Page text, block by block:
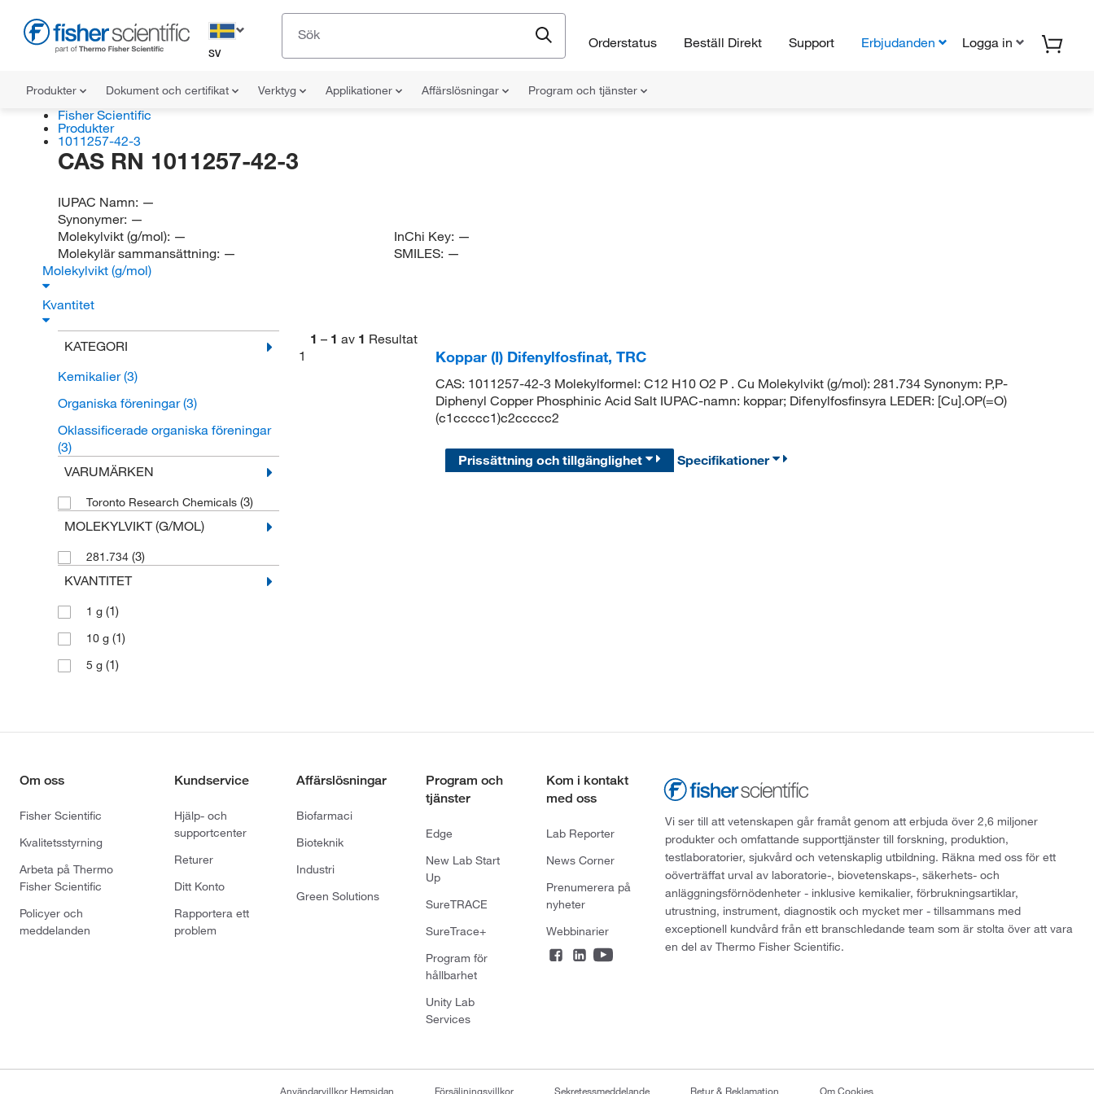
SV
Orderstatus Beställ Direkt Support Erbjudanden Logga in
Produkter Dokument och certifikat Verktyg Applikationer Affärslösningar Program och tjänster
Fisher Scientific
Produkter
1011257-42-3
CAS RN 1011257-42-3
IUPAC Namn: —
Synonymer: —
Molekylvikt (g/mol): —
Molekylär sammansättning: —
InChi Key: —
SMILES: —
Molekylvikt (g/mol)
Kvantitet
KATEGORI
Kemikalier(3)
Organiska föreningar(3)
Oklassificerade organiska föreningar
(3)
VARUMÄRKEN
Toronto Research Chemicals (3)
MOLEKYLVIKT (G/MOL)
281.734 (3)
KVANTITET
1 g (1)
10 g (1)
5 g (1)
1 – 1 av 1 Resultat
1
Koppar (I) Difenylfosfinat, TRC
CAS: 1011257-42-3 Molekylformel: C12 H10 O2 P . Cu Molekylvikt (g/mol): 281.734 Synonym: P,P-
Diphenyl Copper Phosphinic Acid Salt IUPAC-namn: koppar; Difenylfosfinsyra LEDER: [Cu].OP(=O)
(c1ccccc1)c2ccccc2
Prissättning och tillgänglighet Specifikationer
Om oss
Fisher Scientific
Kvalitetsstyrning
Arbeta på Thermo
Fisher Scientific
Policyer och
meddelanden
Kundservice
Hjälp- och
supportcenter
Returer
Ditt Konto
Rapportera ett
problem
Affärslösningar
Biofarmaci
Bioteknik
Industri
Green Solutions
Program och
tjänster
Edge
New Lab Start
Up
SureTRACE
SureTrace+
Program för
hållbarhet
Unity Lab
Services
Kom i kontakt
med oss
Lab Reporter
News Corner
Prenumerera på
nyheter
Webbinarier
Vi ser till att vetenskapen går framåt genom att erbjuda över 2,6 miljoner
produkter och omfattande supporttjänster till forskning, produktion,
testlaboratorier, sjukvård och vetenskaplig utbildning. Räkna med oss för ett
oöverträffat urval av laboratorie-, biovetenskaps-, säkerhets- och
anläggningsförnödenheter - inklusive kemikalier, förbrukningsartiklar,
utrustning, instrument, diagnostik och mycket mer - tillsammans med
exceptionell kundvård från ett branschledande team som är stolta över att vara
en del av Thermo Fisher Scientific.
Användarvillkor Hemsidan Försäljningsvillkor Sekretessmeddelande Retur & Reklamation Om Cookies